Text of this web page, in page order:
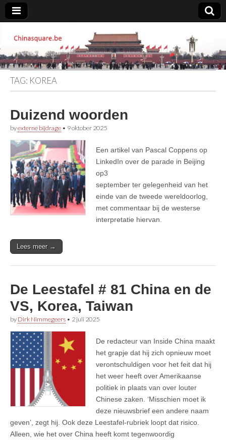
Chinasquare.be
TAG: KOREA
Duizend woorden
byexterne bijdrage • 9 oktober 2025
Een artikel van Pascal Coppens op
LinkedIn over de parade in Beijing
op3
september ter gelegenheid van het
einde van de tweede wereldoorlog,
met commentaar bij de westerse
interpretatie hiervan.
Lees meer →
De Leestafel # 81 China en de
VS, Korea, Taiwan
by Dirk Nimmegeers • 2 juli 2025
De redacteur van Inside China maakt
het grapje dat hij zich opnieuw moet
verontschuldigen voor het feit dat hij
het weer heeft over Amerikaanse
politiek in plaats van over louter
Chinese zaken. ‘Misschien moet ik
deze nieuwsbrief een andere naam
geven’, zegt hij. Ook deze Leestafel-rubriek loopt dat risico.
Alleen, wie het over China heeft komt tegenwoordig